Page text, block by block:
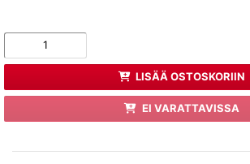
LISÄÄ OSTOSKORIIN
EI VARATTAVISSA